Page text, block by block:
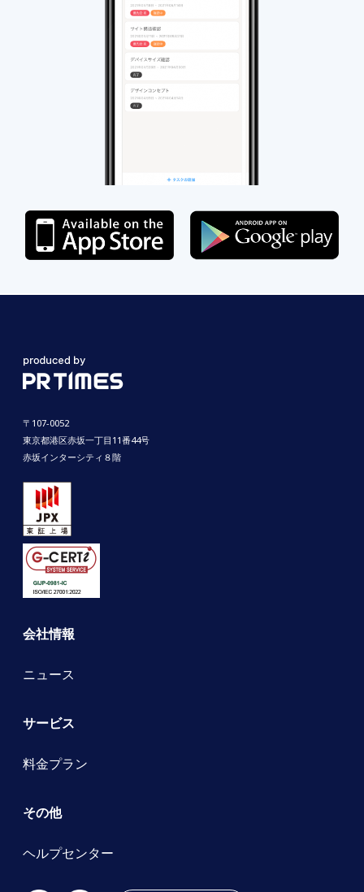
〒107-0052
東京都港区赤坂一丁目11番44号
赤坂インターシティ８階
会社情報
ニュース
サービス
料金プラン
その他
ヘルプセンター